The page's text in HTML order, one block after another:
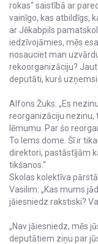
rokas“ saistībā ar
vainīgo, kas atbildīgs,
ar Jēkabpils
iedzīvojāmies, mēs
nosauciet man
rekoorganizāciju?
deputāti, kurš
Alfons Žuks: „Es
reorganizāciju nezinu,
lēmumu. Par šo
To lems dome. Šī ir
direktori, pastāstījām
tikšanos.“
Skolas kolektīva
Vasilim: „Kas mums
jāiesniedz rakstiski?
„Nav jāiesniedz, mēs
deputātiem ziņu par